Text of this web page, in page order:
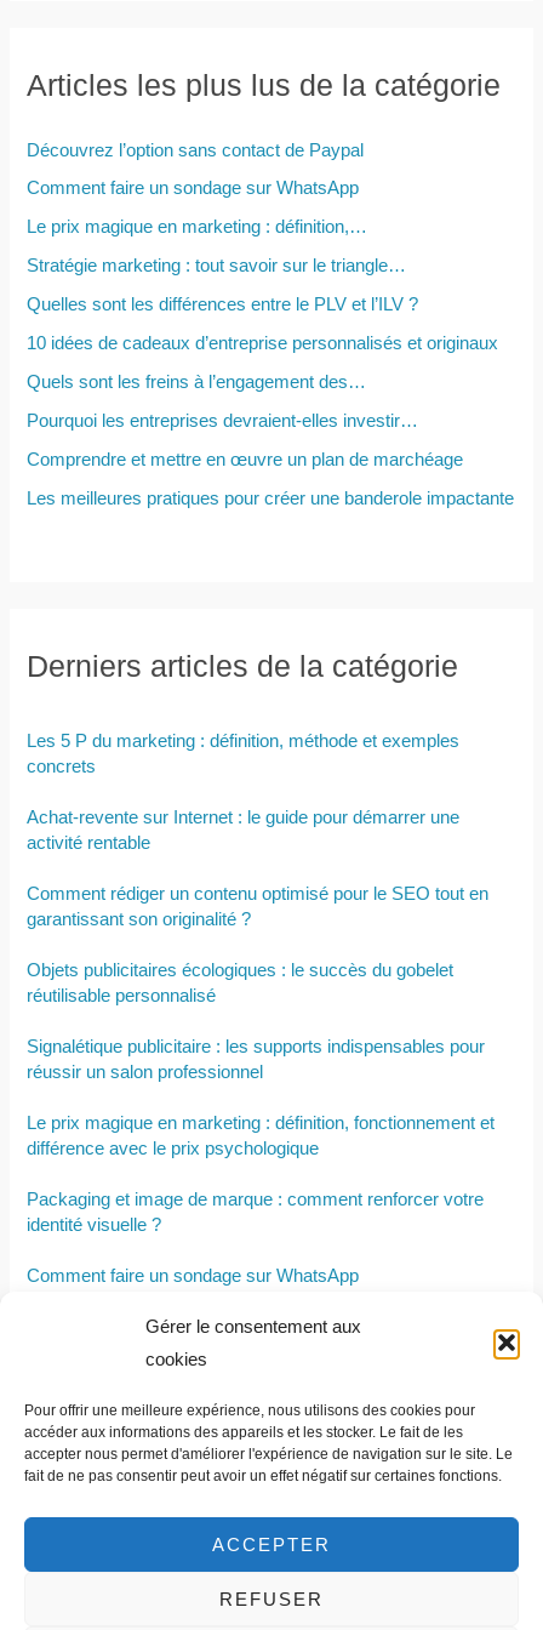
Gérer le consentement aux
cookies
Pour offrir une meilleure expérience, nous utilisons des cookies pour
accéder aux informations des appareils et les stocker. Le fait de les
accepter nous permet d'améliorer l'expérience de navigation sur le site. Le
fait de ne pas consentir peut avoir un effet négatif sur certaines fonctions.
ACCEPTER
REFUSER
e
c
h
:
Articles les plus lus de la catégorie
Découvrez l’option sans contact de Paypal
Comment faire un sondage sur WhatsApp
Le prix magique en marketing : définition,…
Stratégie marketing : tout savoir sur le triangle…
Quelles sont les différences entre le PLV et l’ILV ?
10 idées de cadeaux d’entreprise personnalisés et originaux
Quels sont les freins à l’engagement des…
Pourquoi les entreprises devraient-elles investir…
Comprendre et mettre en œuvre un plan de marchéage
Les meilleures pratiques pour créer une banderole impactante
Derniers articles de la catégorie
Les 5 P du marketing : définition, méthode et exemples
concrets
Achat-revente sur Internet : le guide pour démarrer une
activité rentable
Comment rédiger un contenu optimisé pour le SEO tout en
garantissant son originalité ?
Objets publicitaires écologiques : le succès du gobelet
réutilisable personnalisé
Signalétique publicitaire : les supports indispensables pour
réussir un salon professionnel
Le prix magique en marketing : définition, fonctionnement et
différence avec le prix psychologique
Packaging et image de marque : comment renforcer votre
identité visuelle ?
Comment faire un sondage sur WhatsApp
Les clés pour construire une stratégie de marketing
automation performante
Pourquoi les entreprises devraient-elles investir dans le
marketing vidéo B2B ?